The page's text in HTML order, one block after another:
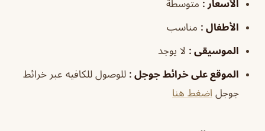
الأسعار : متوسطة
الأطفال : مناسب
الموسيقى : لا يوجد
الموقع على خرائط جوجل : للوصول للكافيه عبر خرائط
جوجل اضغط هنا